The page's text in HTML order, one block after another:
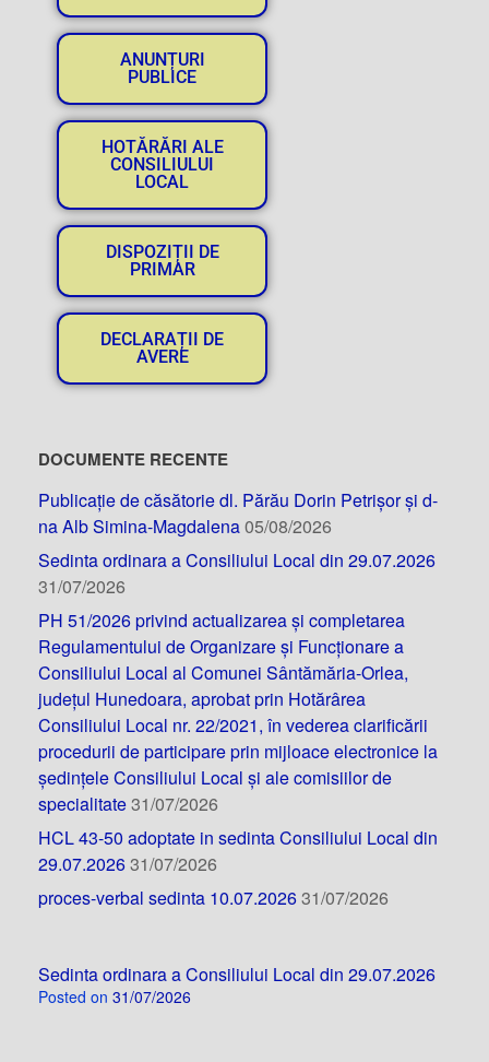
ANUNȚURI
PUBLICE
HOTĂRĂRI ALE
CONSILIULUI
LOCAL
DISPOZIȚII DE
PRIMAR
DECLARAȚII DE
AVERE
DOCUMENTE RECENTE
Publicație de căsătorie dl. Părău Dorin Petrișor și d-
na Alb Simina-Magdalena05/08/2026
Sedinta ordinara a Consiliului Local din 29.07.2026
31/07/2026
PH 51/2026 privind actualizarea și completarea
Regulamentului de Organizare și Funcționare a
Consiliului Local al Comunei Sântămăria-Orlea,
județul Hunedoara, aprobat prin Hotărârea
Consiliului Local nr. 22/2021, în vederea clarificării
procedurii de participare prin mijloace electronice la
ședințele Consiliului Local și ale comisiilor de
specialitate31/07/2026
HCL 43-50 adoptate in sedinta Consiliului Local din
29.07.202631/07/2026
proces-verbal sedinta 10.07.202631/07/2026
Sedinta ordinara a Consiliului Local din 29.07.2026
Posted on 31/07/2026